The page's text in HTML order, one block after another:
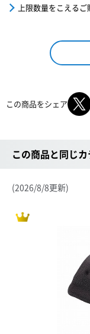
上限数量をこえる
この商品をシェア
この商品と同じ
(2026/8/8更新)